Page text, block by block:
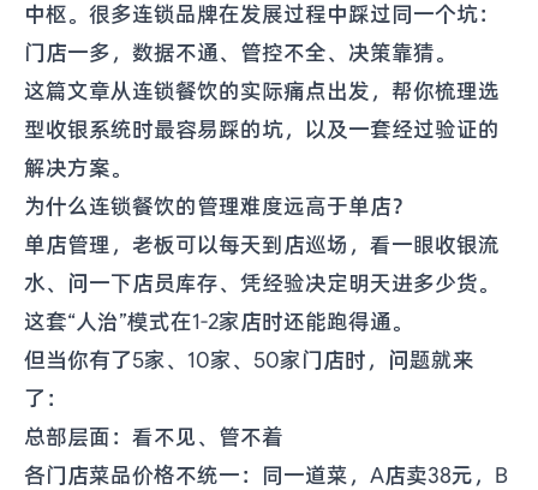
中枢。很多连锁品牌在发展过程中踩过同一个坑：
门店一多，数据不通、管控不全、决策靠猜。
这篇文章从连锁餐饮的实际痛点出发，帮你梳理选
型收银系统时最容易踩的坑，以及一套经过验证的
解决方案。
为什么连锁餐饮的管理难度远高于单店？
单店管理，老板可以每天到店巡场，看一眼收银流
水、问一下店员库存、凭经验决定明天进多少货。
这套“人治”模式在1-2家店时还能跑得通。
但当你有了5家、10家、50家门店时，问题就来
了：
总部层面：看不见、管不着
各门店菜品价格不统一：同一道菜，A店卖38元，B